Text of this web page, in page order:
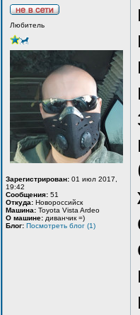
Любитель
Зарегистрирован: 01 июл 2017,
19:42
Сообщения: 51
Откуда: Новороссийск
Машина: Toyota Vista Ardeo
О машине: диванчик =)
Блог: Посмотреть блог (1)